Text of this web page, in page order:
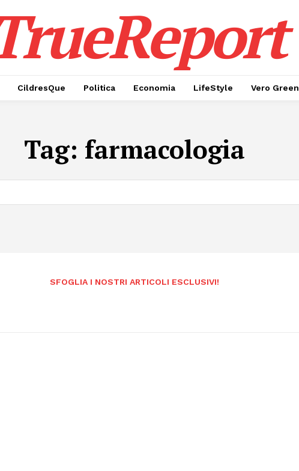
CildresQue Politica Economia LifeStyle Vero Green
Tag: farmacologia
SFOGLIA I NOSTRI ARTICOLI ESCLUSIVI!